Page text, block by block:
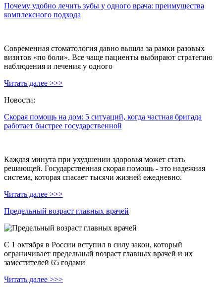
Почему удобно лечить зубы у одного врача: преимущества
комплексного подхода
Современная стоматология давно вышла за рамки разовых
визитов «по боли». Все чаще пациенты выбирают стратегию
наблюдения и лечения у одного
Читать далее >>>
Новости:
Скорая помощь на дом: 5 ситуаций, когда частная бригада
работает быстрее государственной
Каждая минута при ухудшении здоровья может стать
решающей. Государственная скорая помощь - это надежная
система, которая спасает тысячи жизней ежедневно.
Читать далее >>>
Предельный возраст главных врачей
С 1 октября в России вступил в силу закон, который
ограничивает предельный возраст главных врачей и их
заместителей 65 годами
Читать далее >>>